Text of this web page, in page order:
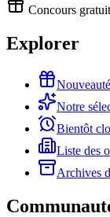
Concours
Explorer
Notre
Bientôt
Liste des
Archives